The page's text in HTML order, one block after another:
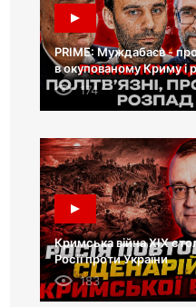
PRIME: Муждабаєв -
в окупованому Криму і
174
Кримська війна XIX
Росії проти України
183